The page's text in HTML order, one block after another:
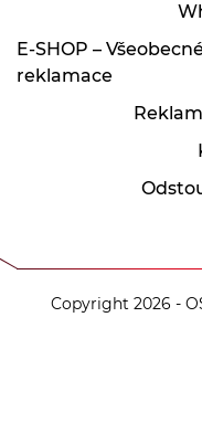
E-SHOP –
reklamace
Copyright 2026 -